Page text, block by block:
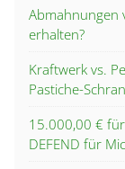
Abmahnungen
erhalten?
Kraftwerk vs.
Pastiche-
15.000,00 €
DEFEND für